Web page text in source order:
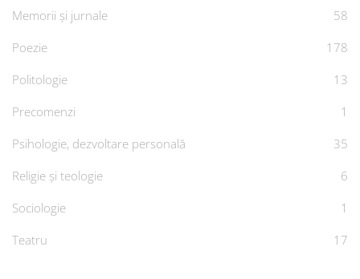
Memorii și jurnale
58
Poezie
178
Politologie
13
Precomenzi
1
Psihologie, dezvoltare personală
35
Religie și teologie
6
Sociologie
1
Teatru
17